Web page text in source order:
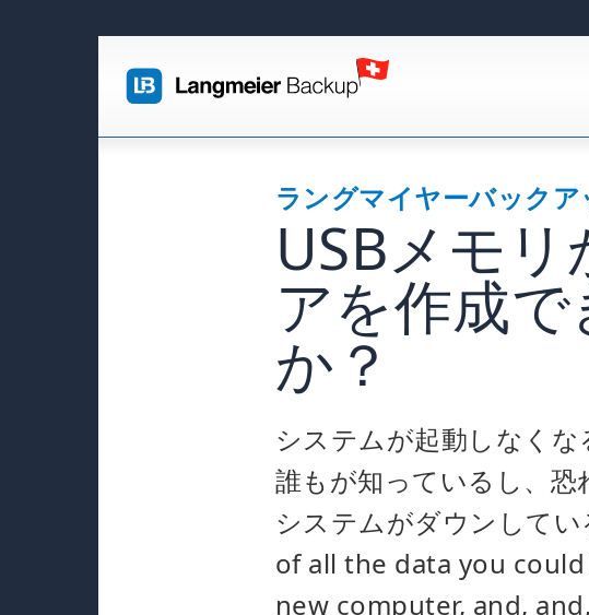
ラングマイヤーバックア
USBメモ
アを作成
か？
システムが起動しなくな
誰もが知っているし、恐
システムがダウンして
of all the data you
new computer, and,